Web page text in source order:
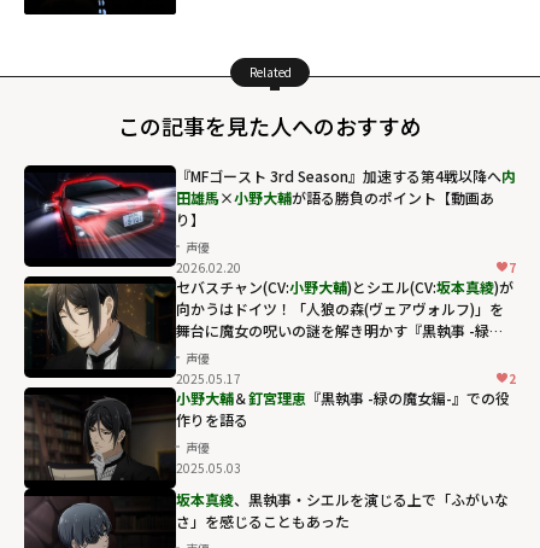
Related
この記事を見た人へのおすすめ
『MFゴースト 3rd Season』加速する第4戦以降へ――内
田雄馬×小野大輔が語る勝負のポイント【動画あ
り】
声優
2026.02.20
7
セバスチャン(CV:小野大輔)とシエル(CV:坂本真綾)が
向かうはドイツ！「人狼の森(ヴェアヴォルフ)」を
舞台に魔女の呪いの謎を解き明かす『黒執事 -緑の
魔女編-』
声優
2025.05.17
2
小野大輔＆釘宮理恵 『黒執事 -緑の魔女編-』での役
作りを語る
声優
2025.05.03
坂本真綾、黒執事・シエルを演じる上で「ふがいな
さ」を感じることもあった